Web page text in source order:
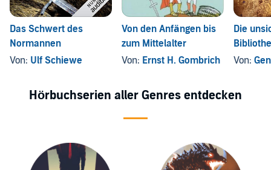
Das Schwert des
Normannen
Von: Ulf Schiewe
Von den Anfängen bis
zum Mittelalter
Von: Ernst H. Gombrich
Die
Von:
Hörbuchserien aller Genres entdecken